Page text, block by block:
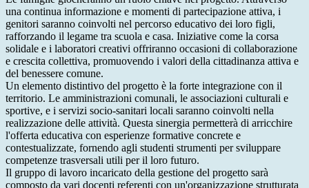
una continua informazione e momenti di partecipazione attiva, i
genitori saranno coinvolti nel percorso educativo dei loro figli,
rafforzando il legame tra scuola e casa. Iniziative come la corsa
solidale e i laboratori creativi offriranno occasioni di collaborazione
e crescita collettiva, promuovendo i valori della cittadinanza attiva e
del benessere comune.
Un elemento distintivo del progetto è la forte integrazione con il
territorio. Le amministrazioni comunali, le associazioni culturali e
sportive, e i servizi socio-sanitari locali saranno coinvolti nella
realizzazione delle attività. Questa sinergia permetterà di arricchire
l'offerta educativa con esperienze formative concrete e
contestualizzate, fornendo agli studenti strumenti per sviluppare
competenze trasversali utili per il loro futuro.
Il gruppo di lavoro incaricato della gestione del progetto sarà
composto da vari docenti referenti con un'organizzazione strutturata